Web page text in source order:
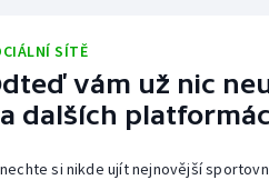
SÍTĚ
vám už nic
dalších
si nikde ujít nejnovější